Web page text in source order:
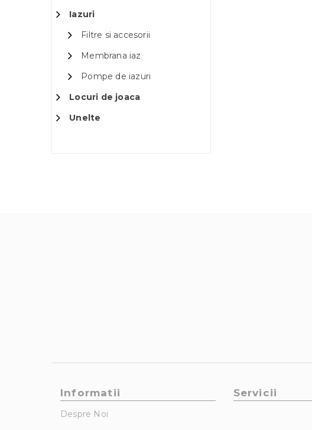
Iazuri
Filtre si accesorii
Membrana iaz
Pompe de iazuri
Locuri de joaca
Unelte
Informatii
Despre Noi
Servicii